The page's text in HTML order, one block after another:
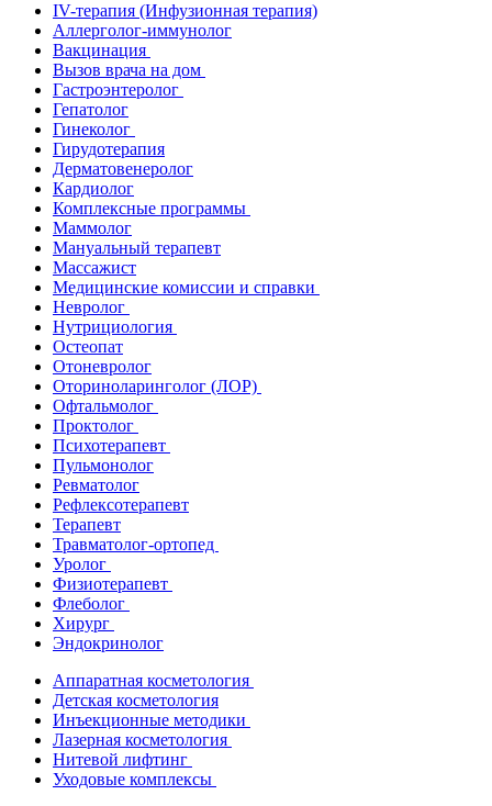
IV-терапия (Инфузионная терапия)
Аллерголог-иммунолог
Вакцинация
Вызов врача на дом
Гастроэнтеролог
Гепатолог
Гинеколог
Гирудотерапия
Дерматовенеролог
Кардиолог
Комплексные программы
Маммолог
Мануальный терапевт
Массажист
Медицинские комиссии и справки
Невролог
Нутрициология
Остеопат
Отоневролог
Оториноларинголог (ЛОР)
Офтальмолог
Проктолог
Психотерапевт
Пульмонолог
Ревматолог
Рефлексотерапевт
Терапевт
Травматолог-ортопед
Уролог
Физиотерапевт
Флеболог
Хирург
Эндокринолог
Аппаратная косметология
Детская косметология
Инъекционные методики
Лазерная косметология
Нитевой лифтинг
Уходовые комплексы